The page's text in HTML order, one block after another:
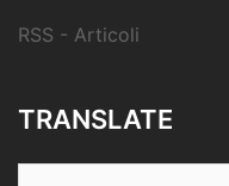
RSS - Articoli
TRANSLATE